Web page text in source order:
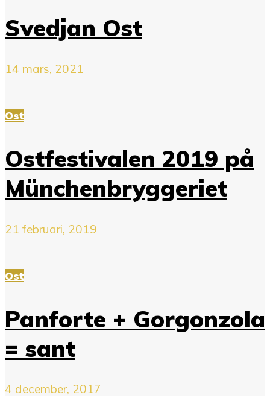
Svedjan Ost
14 mars, 2021
Ost
Ostfestivalen 2019 på
Münchenbryggeriet
21 februari, 2019
Ost
Panforte + Gorgonzola
= sant
4 december, 2017